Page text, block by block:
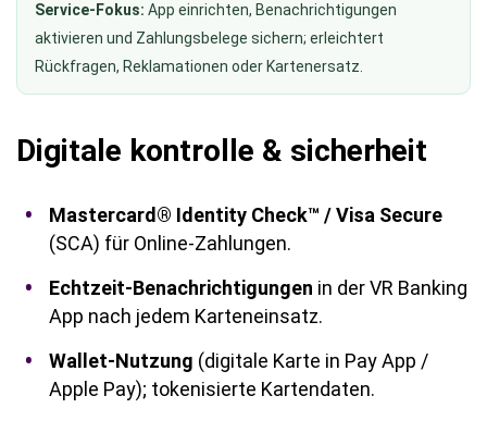
Service-Fokus: App einrichten, Benachrichtigungen
aktivieren und Zahlungsbelege sichern; erleichtert
Rückfragen, Reklamationen oder Kartenersatz.
Digitale kontrolle & sicherheit
Mastercard® Identity Check™ / Visa Secure
(SCA) für Online-Zahlungen.
Echtzeit-Benachrichtigungen in der VR Banking
App nach jedem Karteneinsatz.
Wallet-Nutzung (digitale Karte in Pay App /
Apple Pay); tokenisierte Kartendaten.